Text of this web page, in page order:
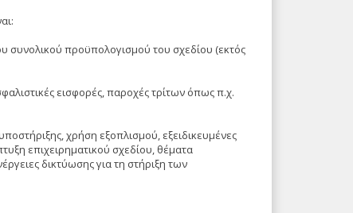
συνολικού προϋπολογισμού του σχεδίου (εκτός
εισφορές, παροχές τρίτων όπως π.χ.
χρήση εξοπλισμού, εξειδικευμένες
επιχειρηματικού σχεδίου, θέματα
δικτύωσης για τη στήριξη των